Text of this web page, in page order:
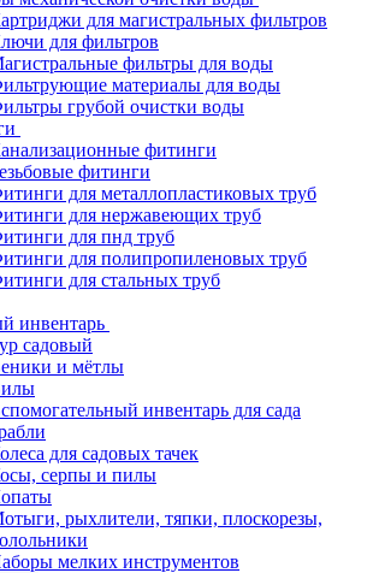
для магистральных фильтров
для фильтров
фильтры для воды
материалы для воды
грубой очистки воды
фитинги
фитинги
для металлопластиковых труб
для нержавеющих труб
для пнд труб
для полипропиленовых труб
для стальных труб
инвентарь
садовый
и мётлы
инвентарь для сада
для садовых тачек
серпы и пилы
рыхлители, тяпки, плоскорезы,
мелких инструментов